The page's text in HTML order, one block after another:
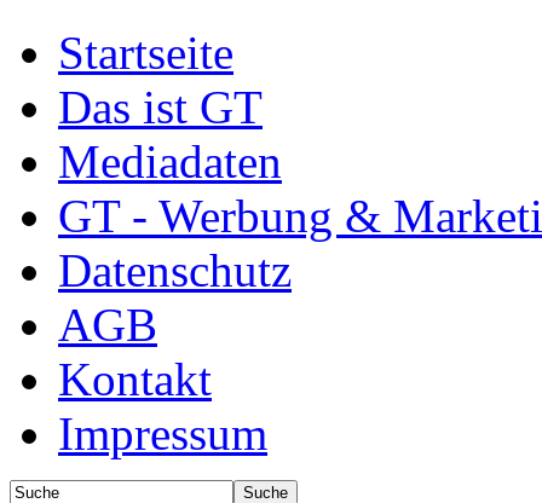
Startseite
Das ist GT
Mediadaten
GT - Werbung &
Datenschutz
AGB
Kontakt
Impressum